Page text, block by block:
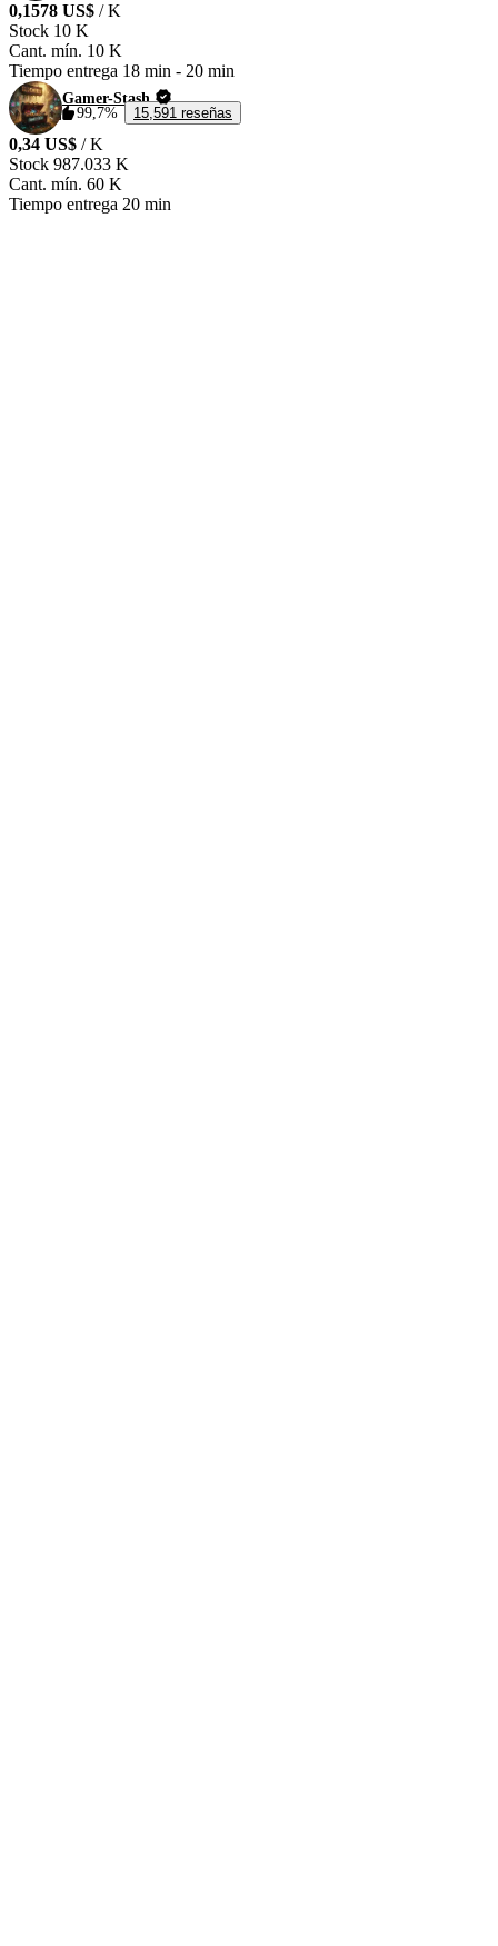
0,1578 US$ / K
Stock 10 K
Cant. mín. 10 K
Tiempo entrega 18 min - 20 min
Gamer-Stash
99,7%
15,591 reseñas
0,34 US$ / K
Stock 987.033 K
Cant. mín. 60 K
Tiempo entrega 20 min